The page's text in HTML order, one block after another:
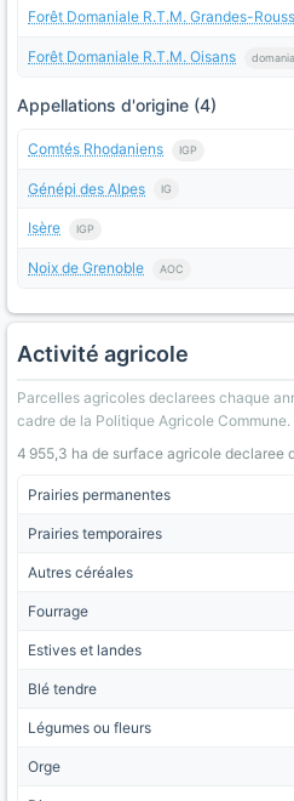
Forêt Domaniale R.T.M. Grandes-
Forêt Domaniale R.T.M. Oisans
Appellations d'origine (4)
Comtés Rhodaniens IGP
Génépi des Alpes IG
Isère IGP
Noix de Grenoble AOC
Activité agricole
Parcelles agricoles declarees chaque
cadre de la Politique Agricole Commune.
4 955,3 ha de surface agricole declaree
Prairies permanentes
Prairies temporaires
Autres céréales
Fourrage
Estives et landes
Blé tendre
Légumes ou fleurs
Orge